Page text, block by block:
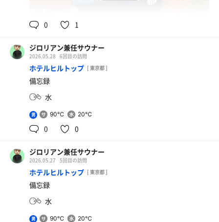
0 1
ジロリアン兼任サウナー
2026.05.28 6回目の訪問
ホテルヒルトップ [ 東京都 ]
備忘録
水
男 90℃ 20℃
0 0
ジロリアン兼任サウナー
2026.05.27 5回目の訪問
ホテルヒルトップ [ 東京都 ]
備忘録
水
男 90℃ 20℃